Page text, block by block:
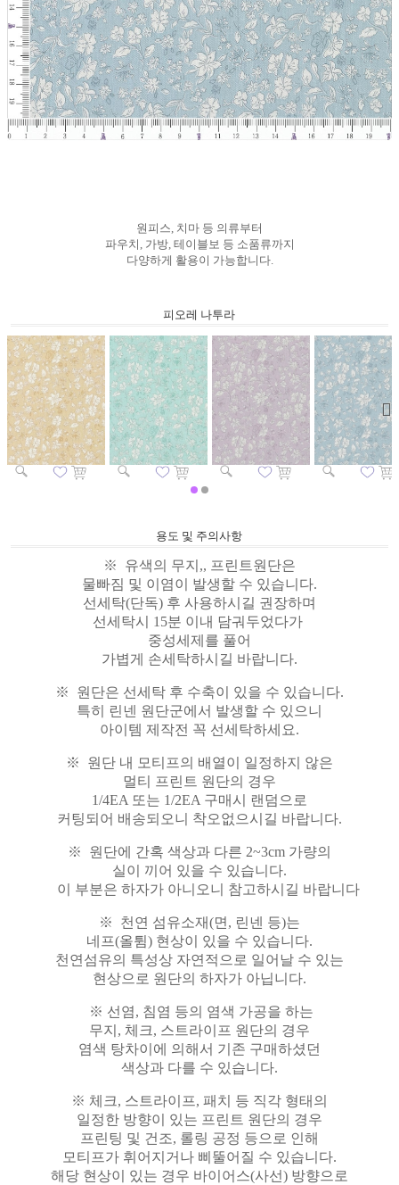
원피스, 치마 등 의류부터
파우치, 가방, 테이블보 등 소품류까지
다양하게 활용이 가능합니다.
피오레 나투라
용도 및 주의사항
※ 유색의 무지,, 프린트원단은
물빠짐 및 이염이 발생할 수 있습니다.
선세탁(단독) 후 사용하시길 권장하며
선세탁시 15분 이내 담궈두었다가
중성세제를 풀어
가볍게 손세탁하시길 바랍니다.
※ 원단은 선세탁 후 수축이 있을 수 있습니다.
특히 린넨 원단군에서 발생할 수 있으니
아이템 제작전 꼭 선세탁하세요.
※ 원단 내 모티프의 배열이 일정하지 않은
멀티 프린트 원단의 경우
1/4EA 또는 1/2EA 구매시 랜덤으로
커팅되어 배송되오니 착오없으시길 바랍니다.
※ 원단에 간혹 색상과 다른 2~3cm 가량의
실이 끼어 있을 수 있습니다.
이 부분은 하자가 아니오니 참고하시길 바랍니다
※ 천연 섬유소재(면, 린넨 등)는
네프(올튐) 현상이 있을 수 있습니다.
천연섬유의 특성상 자연적으로 일어날 수 있는
현상으로 원단의 하자가 아닙니다.
※ 선염, 침염 등의 염색 가공을 하는
무지, 체크, 스트라이프 원단의 경우
염색 탕차이에 의해서 기존 구매하셨던
색상과 다를 수 있습니다.
※ 체크, 스트라이프, 패치 등 직각 형태의
일정한 방향이 있는 프린트 원단의 경우
프린팅 및 건조, 롤링 공정 등으로 인해
모티프가 휘어지거나 삐뚤어질 수 있습니다.
해당 현상이 있는 경우 바이어스(사선) 방향으로